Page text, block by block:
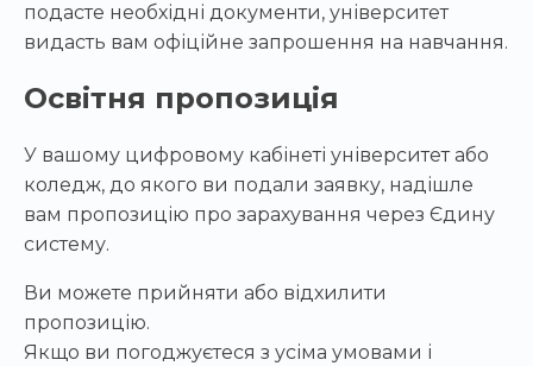
подасте необхідні документи, університет
видасть вам офіційне запрошення на навчання.
Освітня пропозиція
У вашому цифровому кабінеті університет або
коледж, до якого ви подали заявку, надішле
вам пропозицію про зарахування через Єдину
систему.
Ви можете прийняти або відхилити
пропозицію.
Якщо ви погоджуєтеся з усіма умовами і